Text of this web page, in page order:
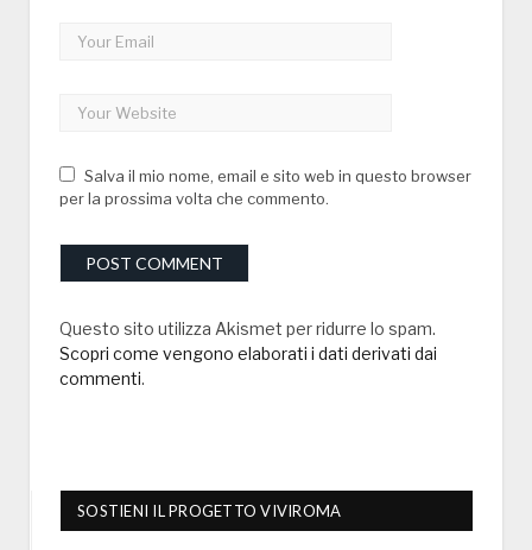
Salva il mio nome, email e sito web in questo browser
per la prossima volta che commento.
Questo sito utilizza Akismet per ridurre lo spam.
Scopri come vengono elaborati i dati derivati dai
commenti.
SOSTIENI IL PROGETTO VIVIROMA